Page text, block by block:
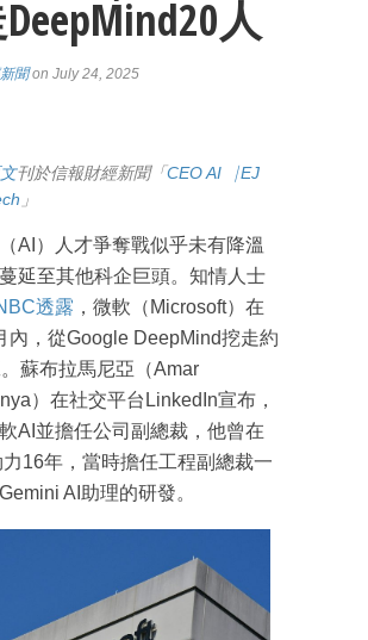
人
聞on July 24, 2025
刊於信報財經新聞「CEO AI⎹ EJ
」
AI）人才爭奪戰似乎未有降溫
延至其他科企巨頭。知情人士
透露 ，微軟（Microsoft）在
內，從Google DeepMind挖走約
蘇布拉馬尼亞（Amar
）在社交平台LinkedIn宣布，
AI並擔任公司副總裁，他曾在
16年，當時擔任工程副總裁一
AI助理的研發。